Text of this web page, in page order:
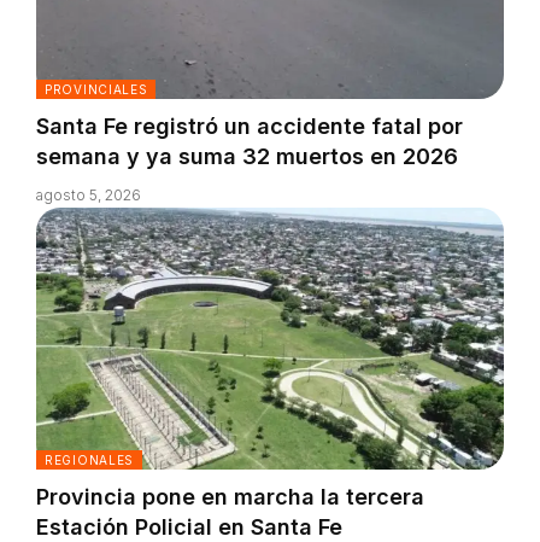
PROVINCIALES
Santa Fe registró un accidente fatal por
semana y ya suma 32 muertos en 2026
agosto 5, 2026
REGIONALES
Provincia pone en marcha la tercera
Estación Policial en Santa Fe